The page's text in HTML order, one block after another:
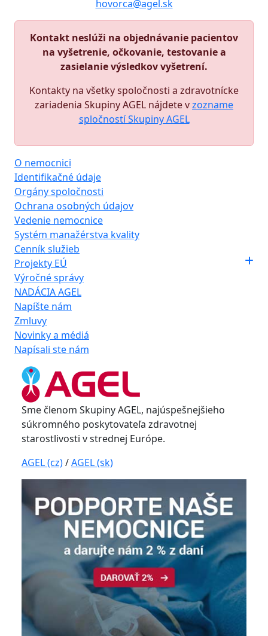
hovorca@agel.sk
Kontakt neslúži na objednávanie pacientov
na vyšetrenie, očkovanie, testovanie a
zasielanie výsledkov vyšetrení.
Kontakty na všetky spoločnosti a zdravotnícke
zariadenia Skupiny AGEL nájdete vzozname
spločností Skupiny AGEL
O nemocnici
Identifikačné údaje
Orgány spoločnosti
Ochrana osobných údajov
Vedenie nemocnice
Systém manažérstva kvality
Cenník služieb
Projekty EÚ
Výročné správy
NADÁCIA AGEL
Napíšte nám
Zmluvy
Novinky a médiá
Napísali ste nám
Sme členom Skupiny AGEL, najúspešnejšieho
súkromného poskytovateľa zdravotnej
starostlivosti v strednej Európe.
AGEL (cz)/AGEL (sk)